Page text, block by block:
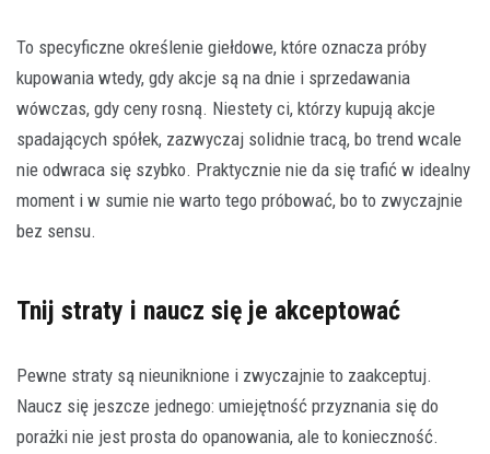
To specyficzne określenie giełdowe, które oznacza próby
kupowania wtedy, gdy akcje są na dnie i sprzedawania
wówczas, gdy ceny rosną. Niestety ci, którzy kupują akcje
spadających spółek, zazwyczaj solidnie tracą, bo trend wcale
nie odwraca się szybko. Praktycznie nie da się trafić w idealny
moment i w sumie nie warto tego próbować, bo to zwyczajnie
bez sensu.
Tnij straty i naucz się je akceptować
Pewne straty są nieuniknione i zwyczajnie to zaakceptuj.
Naucz się jeszcze jednego: umiejętność przyznania się do
porażki nie jest prosta do opanowania, ale to konieczność.